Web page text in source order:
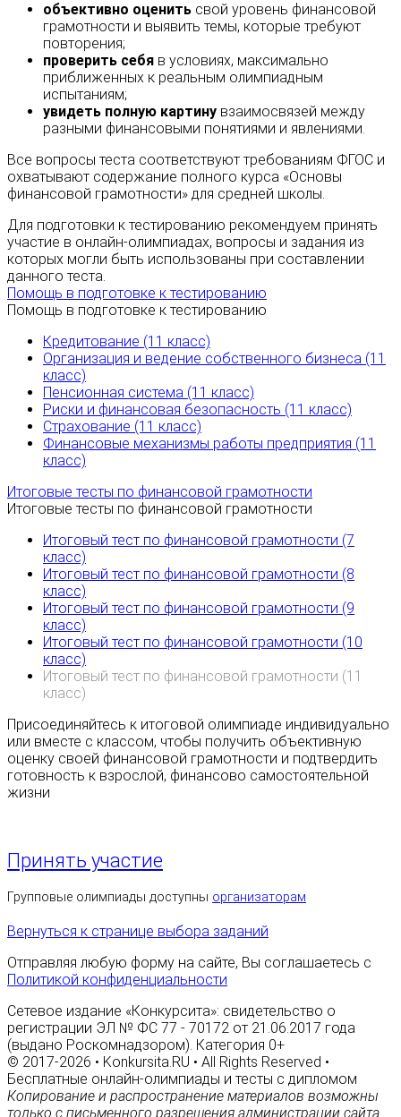
объективно оценить свой уровень финансовой
грамотности и выявить темы, которые требуют
повторения;
проверить себя в условиях, максимально
приближенных к реальным олимпиадным
испытаниям;
увидеть полную картину взаимосвязей между
разными финансовыми понятиями и явлениями.
Все вопросы теста соответствуют требованиям ФГОС и
охватывают содержание полного курса «Основы
финансовой грамотности» для средней школы.
Для подготовки к тестированию рекомендуем принять
участие в онлайн-олимпиадах, вопросы и задания из
которых могли быть использованы при составлении
данного теста.
Помощь в подготовке к тестированию
Помощь в подготовке к тестированию
Кредитование (11 класс)
Организация и ведение собственного бизнеса (11
класс)
Пенсионная система (11 класс)
Риски и финансовая безопасность (11 класс)
Страхование (11 класс)
Финансовые механизмы работы предприятия (11
класс)
Итоговые тесты по финансовой грамотности
Итоговые тесты по финансовой грамотности
Итоговый тест по финансовой грамотности (7
класс)
Итоговый тест по финансовой грамотности (8
класс)
Итоговый тест по финансовой грамотности (9
класс)
Итоговый тест по финансовой грамотности (10
класс)
Итоговый тест по финансовой грамотности (11
класс)
Присоединяйтесь к итоговой олимпиаде индивидуально
или вместе с классом, чтобы получить объективную
оценку своей финансовой грамотности и подтвердить
готовность к взрослой, финансово самостоятельной
жизни
Принять участие
Групповые олимпиады доступны организаторам
Вернуться к странице выбора заданий
Отправляя любую форму на сайте, Вы соглашаетесь с
Политикой конфиденциальности
Сетевое издание «Конкурсита»: свидетельство о
регистрации ЭЛ № ФС 77 - 70172 от 21.06.2017 года
(выдано Роскомнадзором). Категория 0+
© 2017-2026 • Konkursita.RU • All Rights Reserved •
Бесплатные онлайн-олимпиады и тесты с дипломом
Копирование и распространение материалов возможны
только с письменного разрешения администрации сайта